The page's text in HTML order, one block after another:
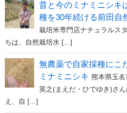
昔と今のミナミニシキ
種を30年続ける前田自
栽培米専門店ナチュラルス
ちは、自然栽培水 […]
無農薬で自家採種にこ
ミナミニシキ 熊本県玉名
英之(まえだ・ひでゆき)さ
え、自 […]